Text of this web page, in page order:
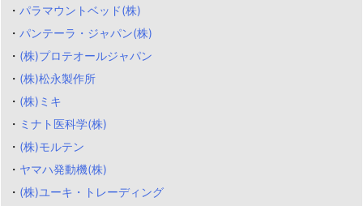
・ パラマウントベッド(株)
・ パンテーラ・ジャパン(株)
・ (株)プロテオールジャパン
・ (株)松永製作所
・ (株)ミキ
・ ミナト医科学(株)
・ (株)モルテン
・ ヤマハ発動機(株)
・ (株)ユーキ・トレーディング